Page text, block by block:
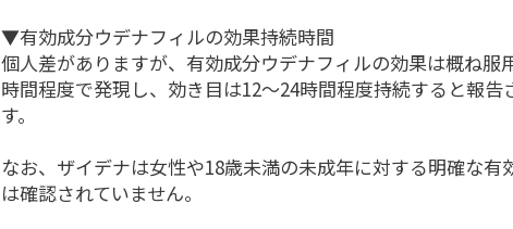
▼有効成分ウデナフィルの効果持続時間
個人差がありますが、有効成分ウデナフィルの効果は概ね服
時間程度で発現し、効き目は12～24時間程度持続すると報告
す。
なお、ザイデナは女性や18歳未満の未成年に対する明確な有
は確認されていません。